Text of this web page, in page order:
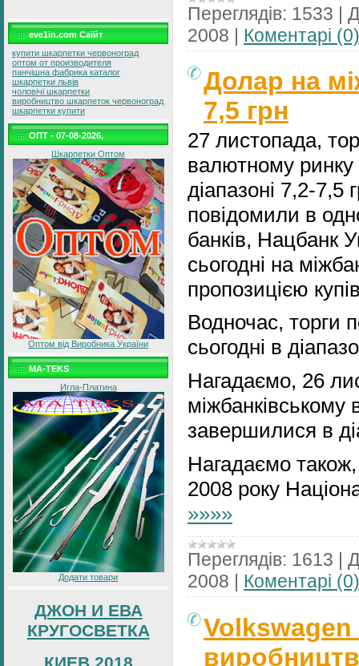
eve1in.com Саїйт
купити шкарпетки червоноград
оптом от производителя
панчішна фабрика каталог
шкарпетки львів
чоловічі шкарпетки
виробництво шкарпеток червоноград
шкарпетки купити
ОПТ - 07-08-2026,
Шкарпетки Оптом
Оптом від Виробника України
MA-TEKS
Игла-Платина
Додати товари
ДЖОН И ЕВА
КРУГОСВЕТКА
Переглядів: 1533 |
2008 | Коментарі (0)
Долар на
7,5 грн
27 листопада,
валютному
діапазоні 7,2-7,5
повідомили в
банків, Нацбанк
сьогодні на
пропозицією
Водночас, торги
сьогодні в
Нагадаємо, 26
завершилися в
Нагадаємо
2008 року
»»»»
Переглядів: 1613
2008
Коментарі (0)
Volkswagen